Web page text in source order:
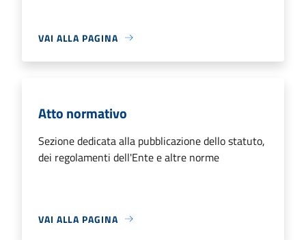
VAI ALLA PAGINA
Atto normativo
Sezione dedicata alla pubblicazione dello statuto,
dei regolamenti dell'Ente e altre norme
VAI ALLA PAGINA